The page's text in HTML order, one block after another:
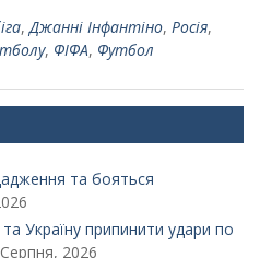
,Джанні Інфантіно, Росія,
, ФІФА, Футбол
та бояться
Україну припинити удари по
2026